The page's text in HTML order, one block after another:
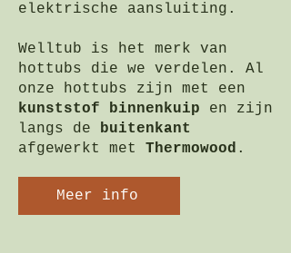
elektrische aansluiting.
Welltub is het merk van
hottubs die we verdelen. Al
onze hottubs zijn met een
kunststof binnenkuip en zijn
langs de buitenkant
afgewerkt met Thermowood .
Meer info